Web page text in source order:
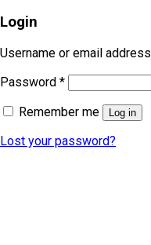
Login
Username or email address
Password *
Remember me
Log in
Lost your password?